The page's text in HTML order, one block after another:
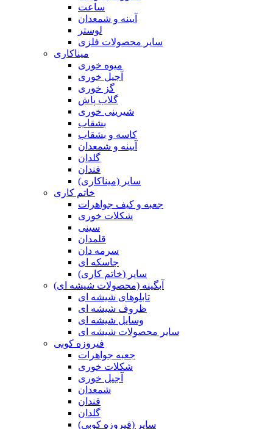
ساعت
آیینه و شمعدان
لوستر
سایر محصولات فلزی
میناکاری
میوه خوری
آجیل خوری
گز خوری
گلاب پاش
شیرینی خوری
بشقاب
کاسه و بشقاب
آیینه و شمعدان
گلدان
قندان
سایر (میناکاری)
خاتم کاری
جعبه و کیف جواهرات
شکلات خوری
سینی
قلمدان
سرمه دان
جاسکه ای
سایر (خاتم کاری)
آبگینه (محصولات شیشه ای)
تابلوهای شیشه ای
ظروف شیشه ای
وسایل شیشه ای
سایر محصولات شیشه ای
فیروزه کوبی
جعبه جواهرات
شکلات خوری
آجیل خوری
شمعدان
قندان
گلدان
سایر (فیروزه کوبی)